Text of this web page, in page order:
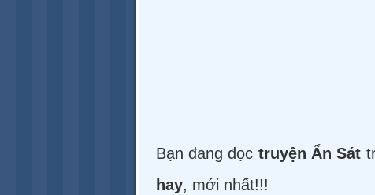
Bạn đang đọc truyện Ẩn Sát
hay, mới nhất!!!